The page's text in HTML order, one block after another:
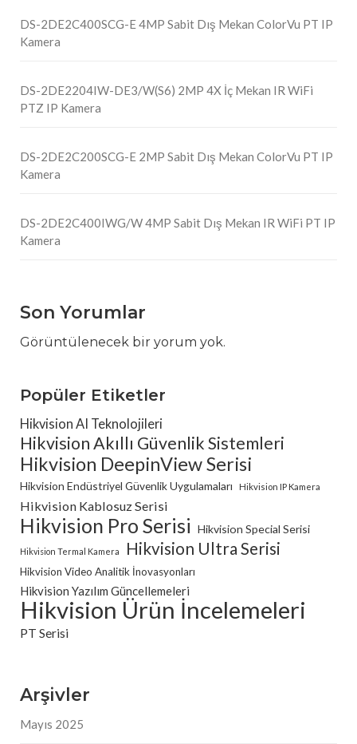
DS-2DE2C400SCG-E 4MP Sabit Dış Mekan ColorVu PT IP
Kamera
DS-2DE2204IW-DE3/W(S6) 2MP 4X İç Mekan IR WiFi
PTZ IP Kamera
DS-2DE2C200SCG-E 2MP Sabit Dış Mekan ColorVu PT IP
Kamera
DS-2DE2C400IWG/W 4MP Sabit Dış Mekan IR WiFi PT IP
Kamera
Son Yorumlar
Görüntülenecek bir yorum yok.
Popüler Etiketler
Hikvision AI Teknolojileri
Hikvision Akıllı Güvenlik Sistemleri
Hikvision DeepinView Serisi
Hikvision Endüstriyel Güvenlik Uygulamaları Hikvision IP Kamera
Hikvision Kablosuz Serisi
Hikvision Pro Serisi Hikvision Special Serisi
Hikvision Termal Kamera Hikvision Ultra Serisi
Hikvision Video Analitik İnovasyonları
Hikvision Yazılım Güncellemeleri
Hikvision Ürün İncelemeleri
PT Serisi
Arşivler
Mayıs 2025